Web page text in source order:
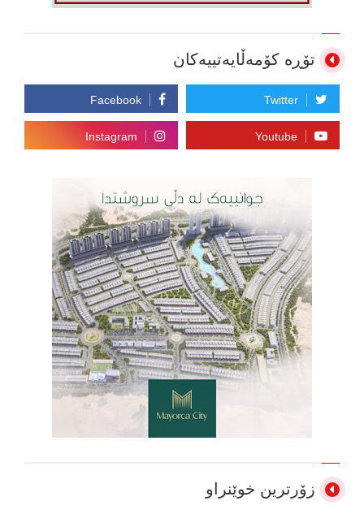
تۆڕە کۆمەڵایەتییەکان
زۆرترین خوێنراو